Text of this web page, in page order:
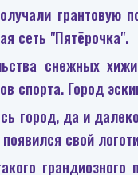
грантовую
сеть "Пятёрочка".
снежных
спорта. Город
город, да и
свой